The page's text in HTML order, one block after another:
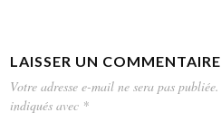
LAISSER UN COMMENTAIRE
Votre adresse e-mail ne sera pas publiée.
indiqués avec *